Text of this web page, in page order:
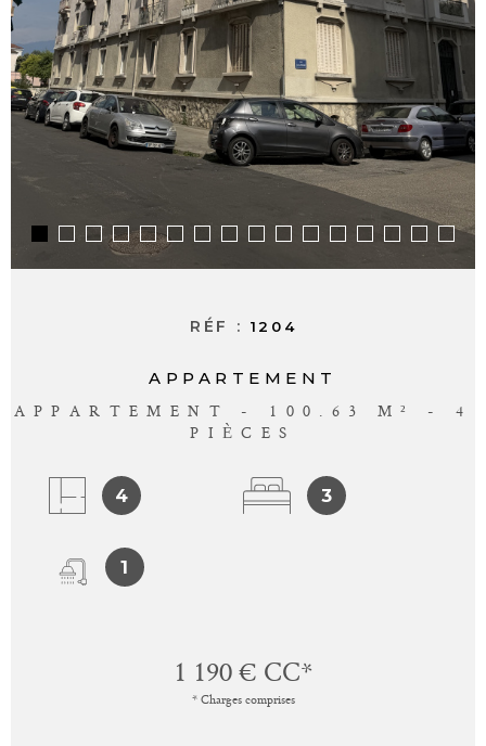
RÉF : 1204
APPARTEMENT
APPARTEMENT - 100.63 M² - 4
PIÈCES
4 3
1
1 190 € CC*
* Charges comprises